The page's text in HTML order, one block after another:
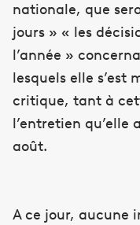
nationale, que
jours » « les
l’année »
lesquels elle
critique, tant à
l’entretien qu’elle
août.
A ce jour, aucune